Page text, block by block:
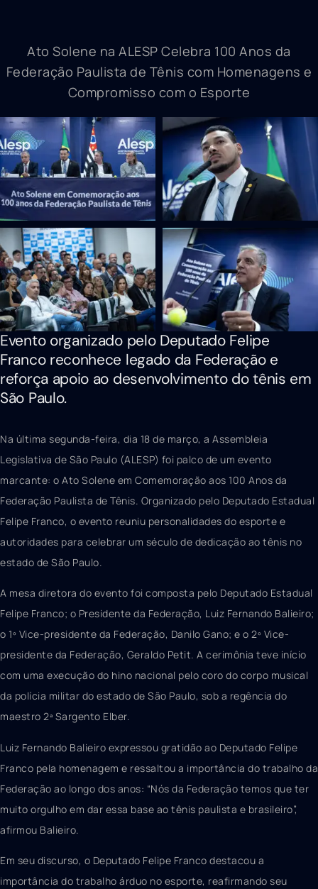
Ato Solene na ALESP Celebra 100 Anos da
Federação Paulista de Tênis com Homenagens e
Compromisso com o Esporte
Evento organizado pelo Deputado Felipe
Franco reconhece legado da Federação e
reforça apoio ao desenvolvimento do tênis em
São Paulo.
Na última segunda-feira, dia 18 de março, a Assembleia
Legislativa de São Paulo (ALESP) foi palco de um evento
marcante: o Ato Solene em Comemoração aos 100 Anos da
Federação Paulista de Tênis. Organizado pelo Deputado Estadual
Felipe Franco, o evento reuniu personalidades do esporte e
autoridades para celebrar um século de dedicação ao tênis no
estado de São Paulo.
A mesa diretora do evento foi composta pelo Deputado Estadual
Felipe Franco; o Presidente da Federação, Luiz Fernando Balieiro;
o 1º Vice-presidente da Federação, Danilo Gano; e o 2º Vice-
presidente da Federação, Geraldo Petit. A cerimônia teve início
com uma execução do hino nacional pelo coro do corpo musical
da polícia militar do estado de São Paulo, sob a regência do
maestro 2ª Sargento Elber.
Luiz Fernando Balieiro expressou gratidão ao Deputado Felipe
Franco pela homenagem e ressaltou a importância do trabalho da
Federação ao longo dos anos: “Nós da Federação temos que ter
muito orgulho em dar essa base ao tênis paulista e brasileiro”,
afirmou Balieiro.
Em seu discurso, o Deputado Felipe Franco destacou a
importância do trabalho árduo no esporte, reafirmando seu